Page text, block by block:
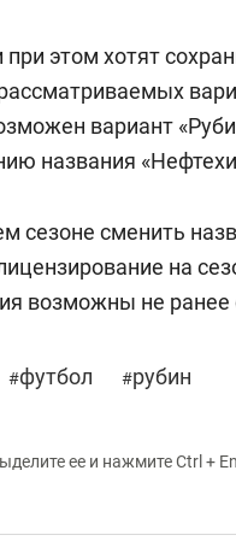
при этом хотят
вариант
названия
сезоне сменить
на
возможны не
#футбол #рубин
ее и нажмите Ctrl +